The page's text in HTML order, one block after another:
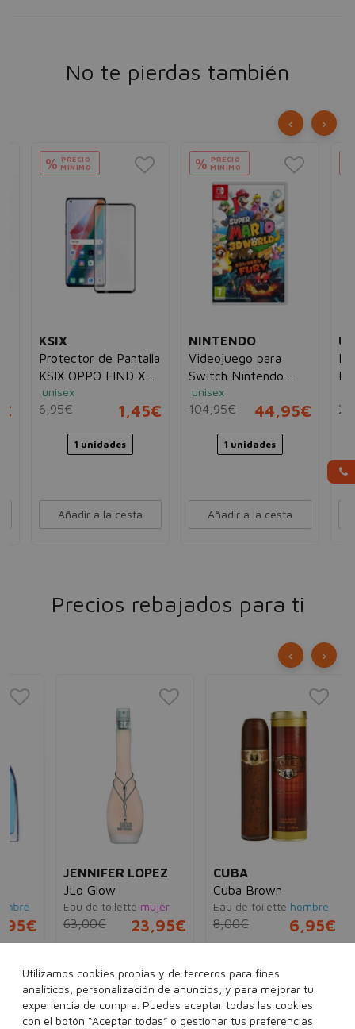
No te pierdas también
% PRECIO
MÍNIMO
KSIX
Protector de Pantalla
KSIX OPPO FIND X3
PRO
unisex
6,95€ 1,45€
1 unidades
Añadir a la cesta
% PRECIO
MÍNIMO
NINTENDO
Videojuego para
Switch Nintendo
Super Mario 3D
World + Bowser's
unisex
104,95€ 44,95€
1 unidades
Añadir a la cesta
‹ ›
Precios rebajados para ti
JENNIFER LOPEZ
JLo Glow
Eau de toilette mujer
63,00€ 23,95€
CUBA
Cuba Brown
Eau de toilette hombre
8,00€ 6,95€
‹ ›
Utilizamos cookies propias y de terceros para fines
analíticos, personalización de anuncios, y para mejorar tu
experiencia de compra. Puedes aceptar todas las cookies
con el botón “Aceptar todas” o gestionar tus preferencias